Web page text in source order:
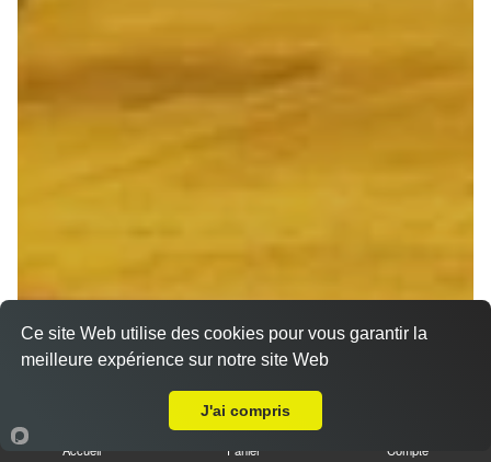
Accueil Panier Compte
Ce site Web utilise des cookies pour vous garantir la
meilleure expérience sur notre site Web
J'ai compris